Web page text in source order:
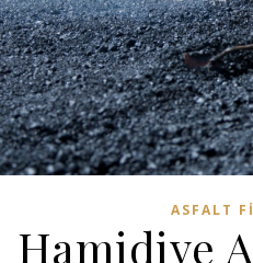
ASFALT
Hamidiye